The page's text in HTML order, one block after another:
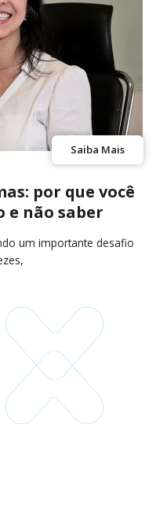
Saiba Mais
por que você
e não saber
um importante desafio